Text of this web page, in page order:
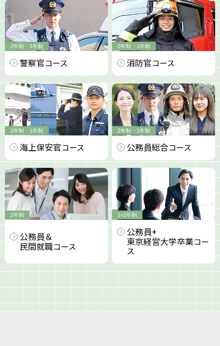
2年制・1年制
警察官コース
2年制・1年制
消防官コース
2年制・1年制
海上保安官コース
2年制・1年制
公務員総合コース
2年制
公務員＆
民間就職コース
2+2年制
公務員+
東京経営大学卒業コー
ス